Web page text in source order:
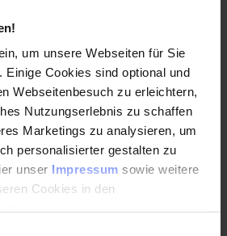
um unsere Webseiten für Sie
Cookies sind optional und
Webseitenbesuch zu erleichtern,
Nutzungserlebnis zu schaffen
Marketings zu analysieren, um
personalisierter gestalten zu
unser Impressum sowie weitere
Cookies in den
Ein wichtiger Hebel zur
Mobilitätssektor